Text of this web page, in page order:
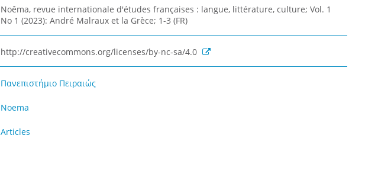
Noêma, revue internationale d'études françaises : langue, littérature, culture; Vol. 1
No 1 (2023): André Malraux et la Grèce; 1-3 (FR)
http://creativecommons.org/licenses/by-nc-sa/4.0
Πανεπιστήμιο Πειραιώς
Noema
Articles